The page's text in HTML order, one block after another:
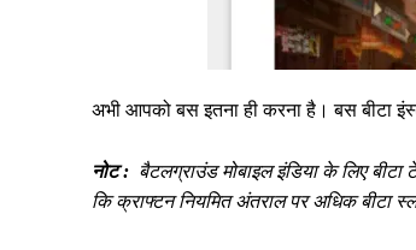
अभी आपको बस इतना ही करना है। बस बीटा
नोट : बैटलग्राउंड मोबाइल इंडिया के लिए
कि क्राफ्टन नियमित अंतराल पर अधिक